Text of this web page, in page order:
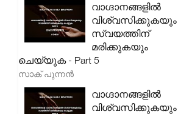
വാഗ്ദാനങ്ങളിൽ
വിശ്വസിക്കുകയും
സ്വയത്തിന്
മരിക്കുകയും
ചെയ്യുക - Part 5
സാക് പുന്നൻ
വാഗ്ദാനങ്ങളിൽ
വിശ്വസിക്കുകയും